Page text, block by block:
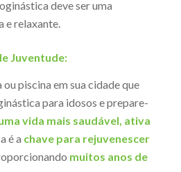
deve ser uma
e relaxante.
Juventude:
piscina em sua cidade que
para idosos e prepare-
vida mais saudável, ativa
é a chave para rejuvenescer
muitos anos de